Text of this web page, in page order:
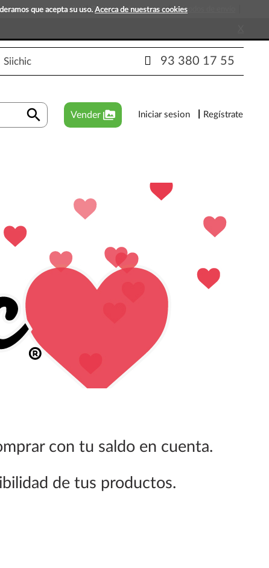
que acepta su uso. Acerca de nuestras cookies
que esperan tu visita! Preguntas frecuentes Métodos de envío
Siichic 93 380 17 55
search Vender perm_media Iniciar sesion Regístrate
con tu saldo en cuenta.
de tus productos.